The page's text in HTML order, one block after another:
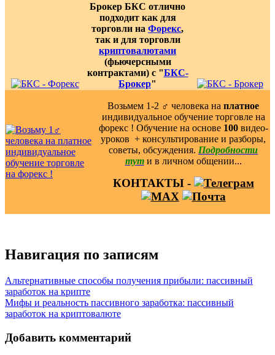
Брокер БКС отлично
подходит как для
торговли на Форекс,
так и для торговли
криптовалютами
(фьючерсными
контрактами) с "БКС-
Брокер"
Возьмем 1-2 ‍♂️ человека на платное
индивидуальное обучение торговле на
форекс ! Обучение на основе 100видео-
уроков ️ + консультирование и разборы,
советы, обсуждения. Подробности
тут и в личном общении...
КОНТАКТЫ -
Навигация по записям
Альтернативные способы получения прибыли: пассивный
заработок на крипте
Мифы и реальность пассивного заработка: пассивный
заработок на криптовалюте
Добавить комментарий